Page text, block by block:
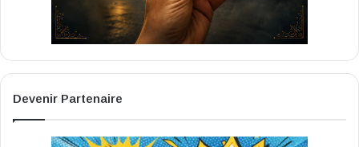
Devenir Partenaire